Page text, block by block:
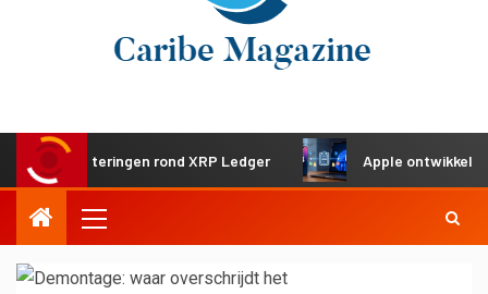
rond XRP Ledger Apple ontwikkelt gedeeld